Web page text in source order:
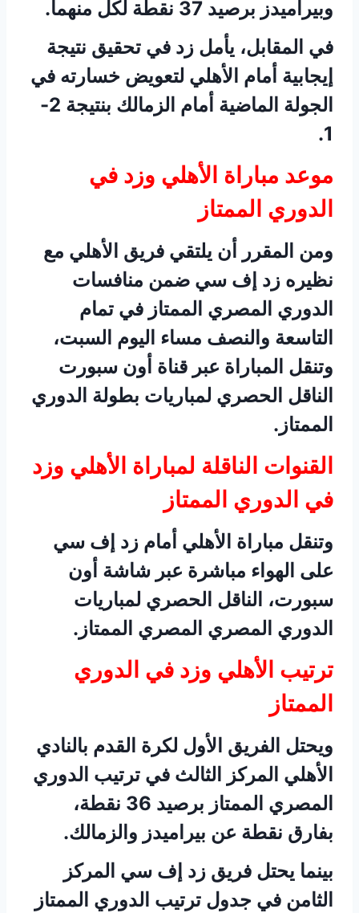
وبيراميدز برصيد 37 نقطة لكل منهما.
في المقابل، يأمل زد في تحقيق نتيجة
إيجابية أمام الأهلي لتعويض خسارته في
الجولة الماضية أمام الزمالك بنتيجة 2-
1.
موعد مباراة الأهلي وزد في
الدوري الممتاز
ومن المقرر أن يلتقي فريق الأهلي مع
نظيره زد إف سي ضمن منافسات
الدوري المصري الممتاز في تمام
التاسعة والنصف مساء اليوم السبت،
وتنقل المباراة عبر قناة أون سبورت
الناقل الحصري لمباريات بطولة الدوري
الممتاز.
القنوات الناقلة لمباراة الأهلي وزد
في الدوري الممتاز
وتنقل مباراة الأهلي أمام زد إف سي
على الهواء مباشرة عبر شاشة أون
سبورت، الناقل الحصري لمباريات
الدوري المصري المصري الممتاز.
ترتيب الأهلي وزد في الدوري
الممتاز
ويحتل الفريق الأول لكرة القدم بالنادي
الأهلي المركز الثالث في ترتيب الدوري
المصري الممتاز برصيد 36 نقطة،
بفارق نقطة عن بيراميدز والزمالك.
بينما يحتل فريق زد إف سي المركز
الثامن في جدول ترتيب الدوري الممتاز